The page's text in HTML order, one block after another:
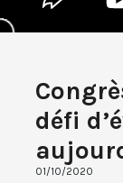
défi
01/10/2020